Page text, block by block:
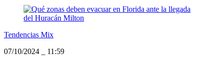
Tendencias Mix
07/10/2024
11:59